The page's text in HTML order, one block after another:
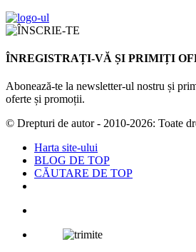
ÎNREGISTRAȚI-VĂ ȘI PRIMIȚI
Abonează-te la newsletter-ul nostru și
oferte și promoții.
© Drepturi de autor - 2010-2026: Toate
Harta site-ului
BLOG DE TOP
CĂUTARE DE TOP